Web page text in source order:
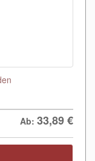
Ab: 33,89€